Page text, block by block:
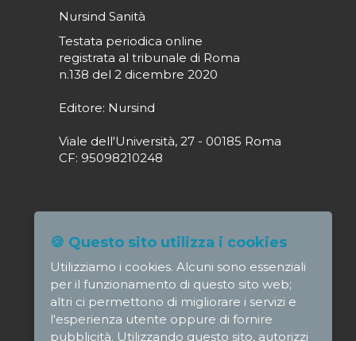
Nursind Sanità
Testata periodica online
registrata al tribunale di Roma
n.138 del 2 dicembre 2020
Editore: Nursind
Viale dell'Università, 27 - 00185 Roma
CF: 95098210248
Direttore responsabile: Paola Alagia
direttore@nursindsanita.it
Redazione: redazione@nursindsanita.it
🍪 Questo sito utilizza i cookies
Utilizziamo i cookies. Alcuni sono essenziali
per il funzionamento di questo sito web;
altri ci permettono di migliorare i servizi e
l'esperienza utente oppure di fornire
pubblicità. Utilizzando questo sito, autorizzi